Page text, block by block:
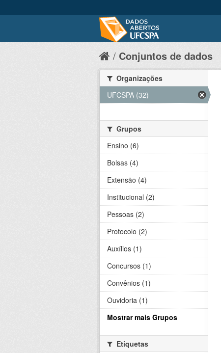
Conjuntos de dados
Organizações
UFCSPA (32)
Grupos
Ensino (6)
Bolsas (4)
Extensão (4)
Institucional (2)
Pessoas (2)
Protocolo (2)
Auxílios (1)
Concursos (1)
Convênios (1)
Ouvidoria (1)
Mostrar mais Grupos
Etiquetas